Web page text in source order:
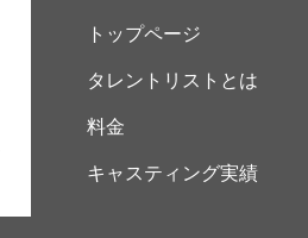
トップページ
タレントリストとは
料金
キャスティング実績